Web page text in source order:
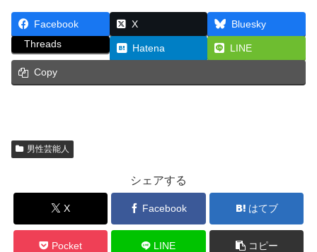
Facebook X
Bluesky
Threads
Hatena LINE
Copy
男性芸能人
シェアする
X Facebook はてブ
Pocket LINE コピー